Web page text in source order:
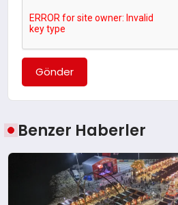
Gönder
Benzer Haberler